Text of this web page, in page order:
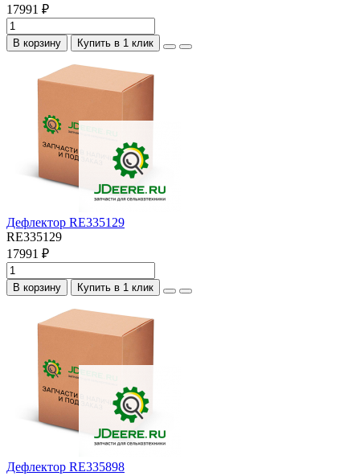
17991 ₽
В корзину Купить в 1 клик
Дефлектор RE335129
RE335129
17991 ₽
В корзину Купить в 1 клик
Дефлектор RE335898